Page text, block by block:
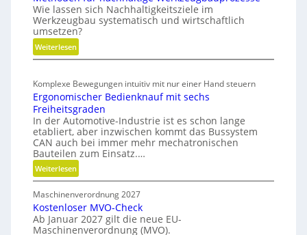
r
u
t
t
e
N
c
h
h
t
i
g
r
a
u
l
i
z
y
l
i
n
d
r
i
n
g
r
Wie lassen sich Nachhaltigkeitsziele im
Werkzeugbau systematisch und wirtschaftlich
umsetzen?
Weiterlesen:
M
t
h
o
d
e
n
f
ü
a
c
Komplexe Bewegungen intuitiv mit nur einer Hand steuern
Ergonomischer Bedienknauf mit sechs
Freiheitsgraden
In der Automotive-Industrie ist es schon lange
etabliert, aber inzwischen kommt das Bussystem
CAN auch bei immer mehr mechatronischen
Bauteilen zum Einsatz.…
Weiterlesen:
E
r
g
o
n
Maschinenverordnung 2027
Kostenloser MVO-Check
Ab Januar 2027 gilt die neue EU-
Maschinenverordnung (MVO).